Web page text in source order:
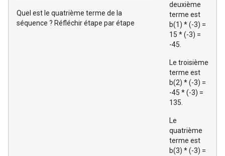
Quel est le quatrième terme de la
séquence ? Réfléchir étape par étape
deuxième
terme est
b(1) * (-3) =
15 * (-3) =
-45.
Le troisième
terme est
b(2) * (-3) =
-45 * (-3) =
135.
Le
quatrième
terme est
b(3) * (-3) =